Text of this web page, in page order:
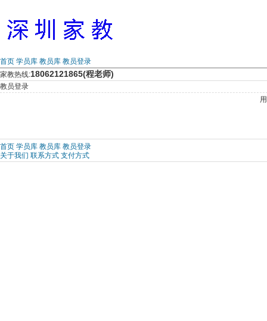
首页 学员库 教员库 教员登录
家教热线:18062121865(程老师)
教员登录
首页 学员库 教员库 教员登录
关于我们 联系方式 支付方式